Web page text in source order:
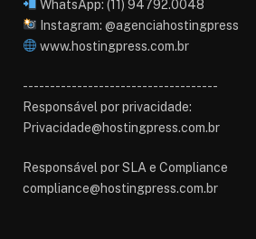
WhatsApp: (11) 94792.0048
Instagram: @agenciahostingpress
www.hostingpress.com.br⁠
------------------------------------
Responsável por privacidade:
Privacidade@hostingpress.com.br
Responsável por SLA e Compliance
compliance@hostingpress.com.br